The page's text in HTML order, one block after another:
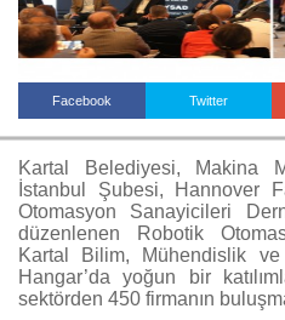
Facebook Twitter
Kartal Belediyesi, Makina
İstanbul Şubesi, Hannover
Otomasyon Sanayicileri
düzenlenen Robotik
Kartal Bilim, Mühendislik
Hangar’da yoğun bir
sektörden 450 firmanın